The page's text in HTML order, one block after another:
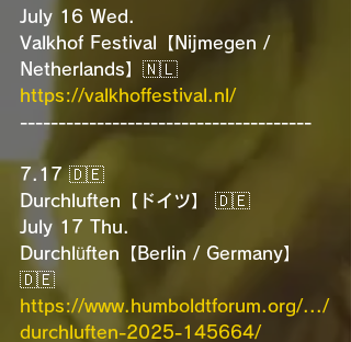
July 16 Wed.
Valkhof Festival【Nijmegen /
Netherlands】🇳🇱
https://valkhoffestival.nl/
--------------------------------------
7.17 🇩🇪
Durchluften【ドイツ】 🇩🇪
July 17 Thu.
Durchlüften【Berlin / Germany】
🇩🇪
https://www.humboldtforum.org/.../
durchluften-2025-145664/